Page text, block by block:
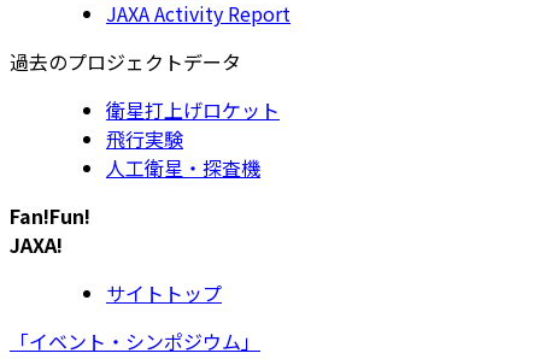
JAXA Activity Report
過去のプロジェクトデータ
衛星打上げロケット
飛行実験
人工衛星・探査機
Fan!Fun!
JAXA!
サイトトップ
「イベント・シンポジウム」